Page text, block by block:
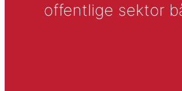
offentlige sektor